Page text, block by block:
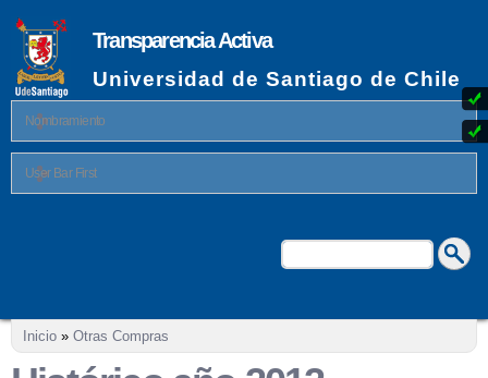
contenido
principal
Transparencia Activa
Universidad de Santiago de Chile
Nombramiento
User Bar First
Formulario de búsqueda
Buscar
Se encuentra usted aquí
Inicio » Otras Compras